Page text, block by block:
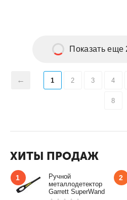
Показать еще
1 2 3 4
8
ХИТЫ ПРОДАЖ
1
Ручной
металлодетектор
Garrett SuperWand
2